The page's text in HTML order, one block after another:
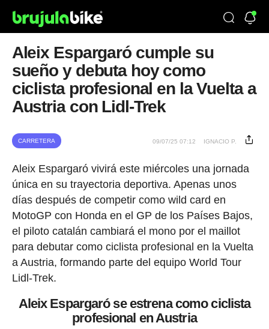
Aleix Espargaró cumple su
sueño y debuta hoy como
ciclista profesional en la Vuelta a
Austria con Lidl-Trek
CARRETERA 09/07/25 07:12 IGNACIO P.
Aleix Espargaró vivirá este miércoles una jornada
única en su trayectoria deportiva. Apenas unos
días después de competir como wild card en
MotoGP con Honda en el GP de los Países Bajos,
el piloto catalán cambiará el mono por el maillot
para debutar como ciclista profesional en la Vuelta
a Austria, formando parte del equipo World Tour
Lidl-Trek.
Aleix Espargaró se estrena como ciclista
profesional en Austria